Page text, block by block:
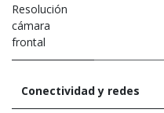
Resolución
cámara
frontal
Conectividad y redes